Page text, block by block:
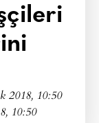
2018, 10:50
10:50